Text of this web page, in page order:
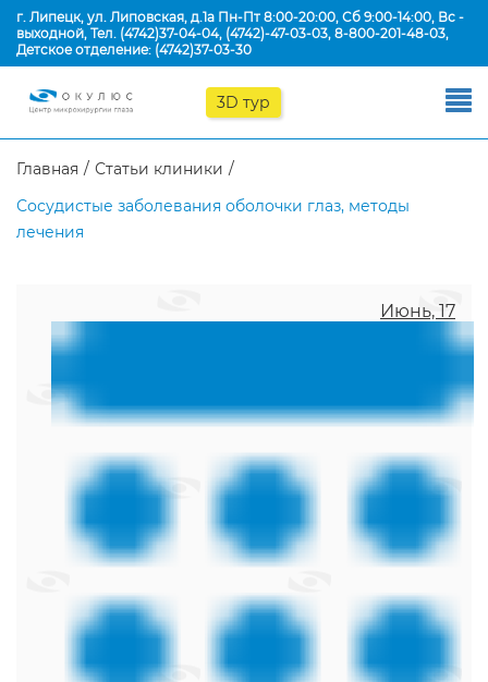
г. Липецк, ул. Липовская, д.1а Пн-Пт 8:00-20:00, Сб 9:00-14:00, Вс -
выходной, Тел. (4742)37-04-04, (4742)-47-03-03, 8-800-201-48-03,
Детское отделение: (4742)37-03-30
3D тур
Главная
Статьи клиники
Сосудистые заболевания оболочки глаз, методы
лечения
Июнь, 17